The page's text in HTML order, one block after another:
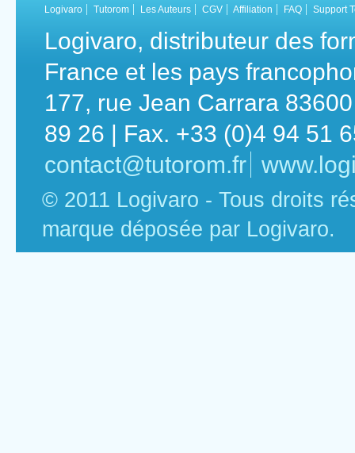
Logivaro Tutorom Les Auteurs CGV Affiliation FAQ Support
Logivaro, distributeur des
France et les pays
177, rue Jean Carrara
89 26 | Fax. +33 (0)4 94 51
contact@tutorom.fr
© 2011 Logivaro - Tous droits
marque déposée par Logivaro.